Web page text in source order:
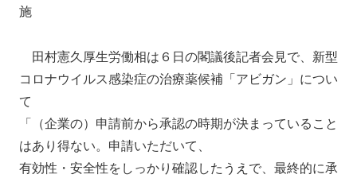
施
田村憲久厚生労働相は６日の閣議後記者会見で、新型
コロナウイルス感染症の治療薬候補「アビガン」につい
て
「（企業の）申請前から承認の時期が決まっていること
はあり得ない。申請いただいて、
有効性・安全性をしっかり確認したうえで、最終的に承